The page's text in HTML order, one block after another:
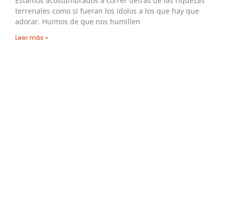
terrenales como si fueran los ídolos a los que hay que
adorar. Huimos de que nos humillen
Leer más »